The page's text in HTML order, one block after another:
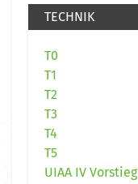
TECHNIK
T0
T1
T2
T3
T4
T5
UIAA IV Vorstieg